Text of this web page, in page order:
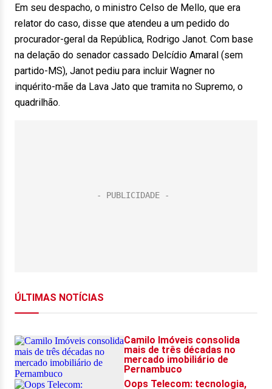
Em seu despacho, o ministro Celso de Mello, que era
relator do caso, disse que atendeu a um pedido do
procurador-geral da República, Rodrigo Janot. Com base
na delação do senador cassado Delcídio Amaral (sem
partido-MS), Janot pediu para incluir Wagner no
inquérito-mãe da Lava Jato que tramita no Supremo, o
quadrilhão.